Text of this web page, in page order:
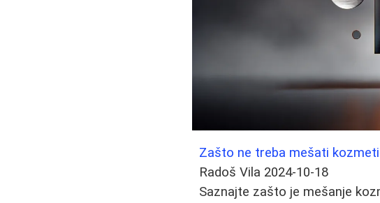
Zašto ne treba mešati
Radoš Vila 2024-10-18
Saznajte zašto je mešanje